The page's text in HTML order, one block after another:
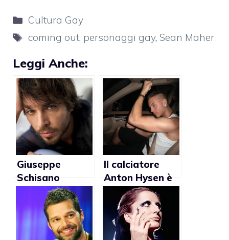
Categorie
Cultura Gay
Tag
coming out, personaggi gay,Sean Maher
Leggi Anche:
Giuseppe
Schisano
diventa donna
Il calciatore
Anton Hysen è